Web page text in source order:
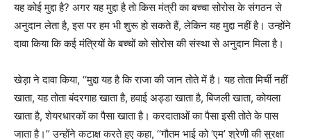
यह कोई मुद्दा है? अगर यह मुद्दा है तो किस मंत्री का बच्चा सोरोस के संगठन से
अनुदान लेता है, इस पर हम भी शुरू हो सकते हैं, लेकिन यह मुद्दा नहीं है। उन्होंने
दावा किया कि कई मंत्रियों के बच्चों को सोरोस की संस्था से अनुदान मिला है।
खेड़ा ने दावा किया, ‘‘मुद्दा यह है कि राजा की जान तोते में है। यह तोता मिर्ची नहीं
खाता, यह तोता बंदरगाह खाता है, हवाई अड्डा खाता है, बिजली खाता, कोयला
खाता है, शेयरधारकों का पैसा खाता है। करदाताओं का पैसा इसी तोते के पास
जाता है।’’ उन्होंने कटाक्ष करते हुए कहा, ‘‘गौतम भाई को ‘एम’ श्रेणी की सुरक्षा